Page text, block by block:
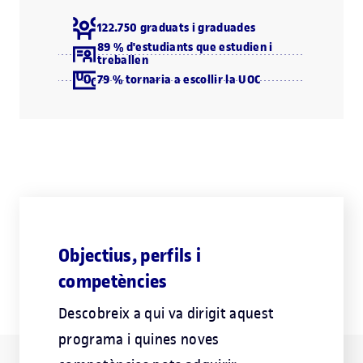
122.750 graduats i graduades
89 % d'estudiants que estudien i
treballen
79 % tornaria a escollir la UOC
Objectius, perfils i
competències
Descobreix a qui va dirigit aquest
programa i quines noves